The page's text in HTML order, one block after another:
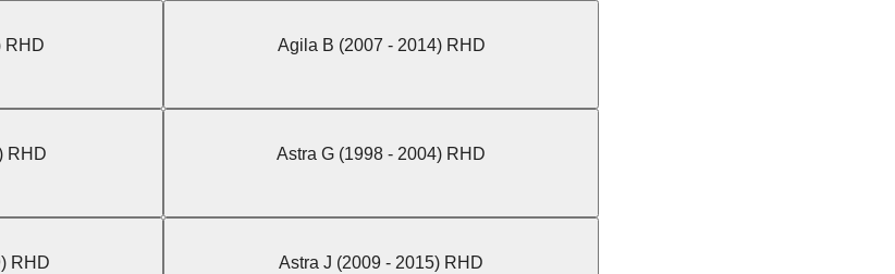
RHD Agila B (2007 - 2014) RHD
RHD Astra G (1998 - 2004) RHD
RHD Astra J (2009 - 2015) RHD